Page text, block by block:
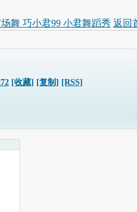
舞 巧小君99 小君舞蹈秀 返回
[收藏] [复制] [RSS]